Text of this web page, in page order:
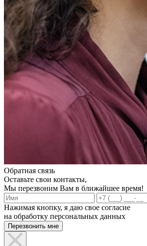
Обратная связь
Оставьте свои контакты,
Мы перезвоним Вам в ближайшее время!
Нажимая кнопку, я даю свое согласие
на обработку персональных данных